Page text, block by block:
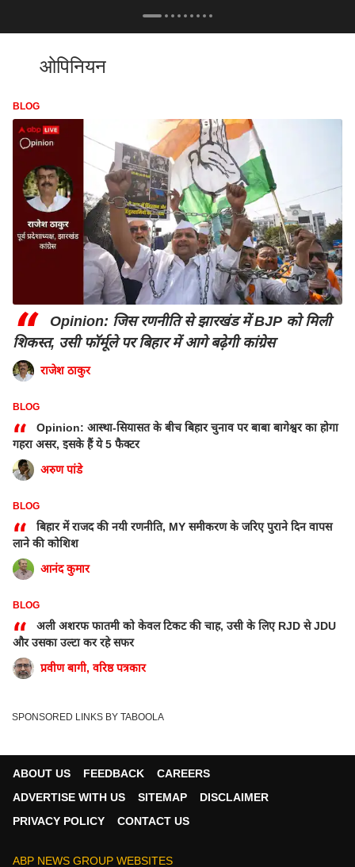
ओपिनियन
BLOG
“
Opinion: जिस रणनीति से झारखंड में BJP को मिली
शिकस्त, उसी फॉर्मूले पर बिहार में आगे बढ़ेगी कांग्रेस
राजेश ठाकुर
BLOG
“
Opinion: आस्था-सियासत के बीच बिहार चुनाव पर बाबा बागेश्वर का होगा
गहरा असर, इसके हैं ये 5 फैक्टर
अरुण पांडे
BLOG
“
बिहार में राजद की नयी रणनीति, MY समीकरण के जरिए पुराने दिन वापस
लाने की कोशिश
आनंद कुमार
BLOG
“
अली अशरफ फातमी को केवल टिकट की चाह, उसी के लिए RJD से JDU
और उसका उल्टा कर रहे सफर
प्रवीण बागी, वरिष्ठ पत्रकार
SPONSORED LINKS BY TABOOLA
ABOUT US FEEDBACK
CAREERS
ADVERTISE WITH US
SITEMAP
DISCLAIMER
PRIVACY POLICY
CONTACT US
ABP NEWS GROUP WEBSITES